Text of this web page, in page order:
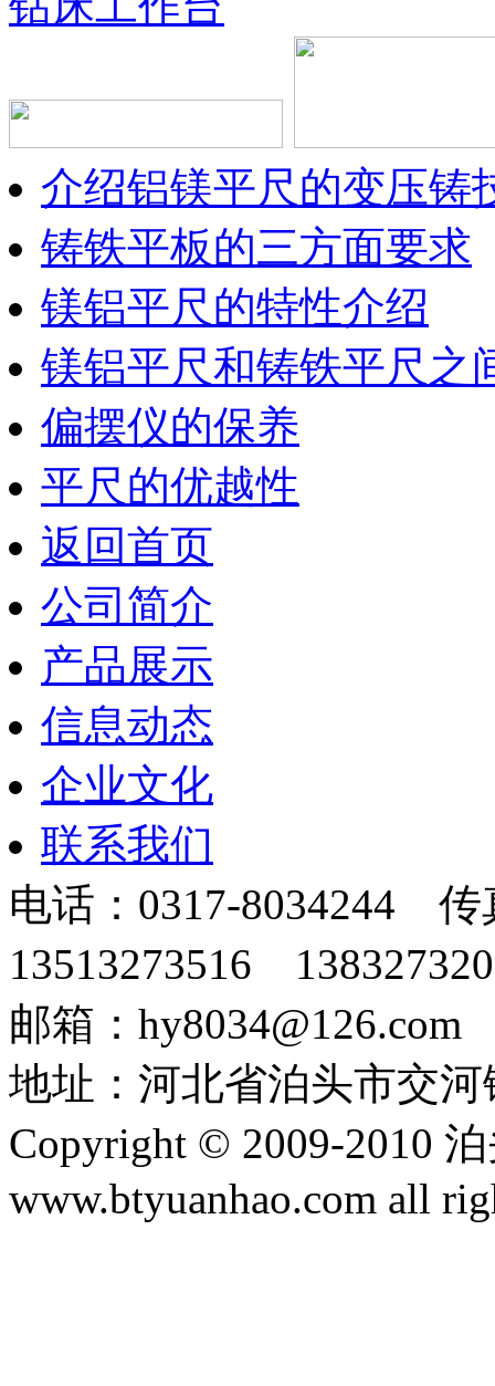
介绍铝镁平尺的变压铸
铸铁平板的三方面要求
镁铝平尺的特性介绍
镁铝平尺和铸铁平尺之
偏摆仪的保养
平尺的优越性
返回首页
公司简介
产品展示
信息动态
企业文化
联系我们
电话：0317-8034244
13513273516
邮箱：
地址：河北省泊头市交
Copyright © 2009-2010
www.btyuanhao.com all